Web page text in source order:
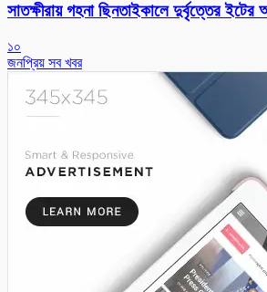
সাতক্ষীরায় গহনা ছিনতাইকালে দুর্বৃত্তের ইটের
১০
জনপ্রিয় সব খবর